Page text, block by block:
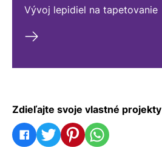
Vývoj lepidiel na tapetovanie
Zdieľajte svoje vlastné projekty